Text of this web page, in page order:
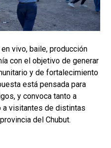
vivo, baile, producción
con el objetivo de generar
y de fortalecimiento
está pensada para
y convoca tanto a
a visitantes de distintas
del Chubut.